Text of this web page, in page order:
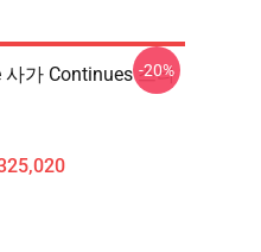
가 Continues 스타
-20%